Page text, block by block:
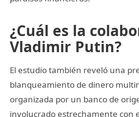
¿Cuál es la
Vladimir Putin?
El estudio también reveló una
blanqueamiento de dinero
organizada por un banco de
involucrado estrechamente con